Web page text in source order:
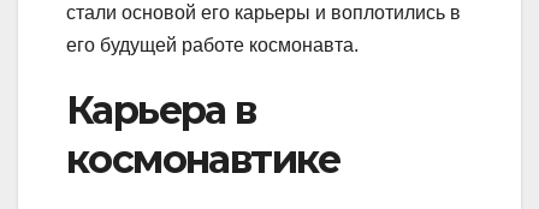
стали основой его карьеры и воплотились в
его будущей работе космонавта.
Карьера в
космонавтике